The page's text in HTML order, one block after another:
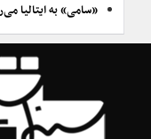
«سامی» به ایتالیا